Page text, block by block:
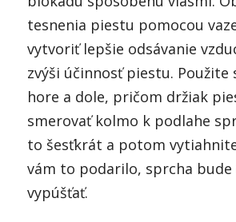
tesnenia piestu pomocou
vytvoriť lepšie odsávanie
zvýši účinnosť piestu. Použite
hore a dole, pričom držiak
smerovať kolmo k podlahe
to šesťkrát a potom
vám to podarilo, sprcha bude
vypúšťať.